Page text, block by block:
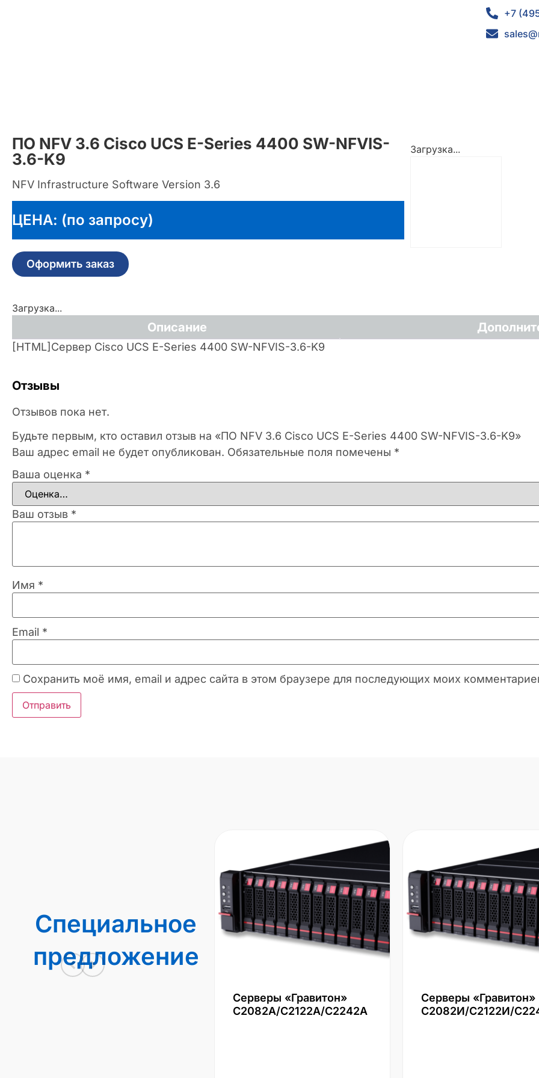
+7
ПО NFV 3.6 Cisco UCS E-Series 4400 SW-NFVIS-
3.6-K9
NFV Infrastructure Software Version 3.6
ЦЕНА: (по запросу)
Оформить заказ
Загрузка...
Загрузка...
Описание
[HTML]Сервер Cisco UCS E-Series 4400 SW-NFVIS-3.6-K9
Отзывы
Отзывов пока нет.
Будьте первым, кто оставил отзыв на «ПО NFV 3.6 Cisco UCS E-Series 4400 SW-NFVIS-3.6-K9»
Ваш адрес email не будет опубликован. Обязательные поля помечены *
Ваша оценка *
Ваш отзыв *
Имя *
Email *
Сохранить моё имя, email и адрес сайта в этом браузере для последующих моих
Специальное
предложение
Серверы «Гравитон»
С2082А/С2122А/С2242А
Серверы «Гравитон»
С2082И/С2122И/